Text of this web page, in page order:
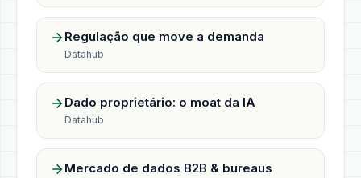
Regulação que move a demanda
Datahub
Dado proprietário: o moat da IA
Datahub
Mercado de dados B2B & bureaus